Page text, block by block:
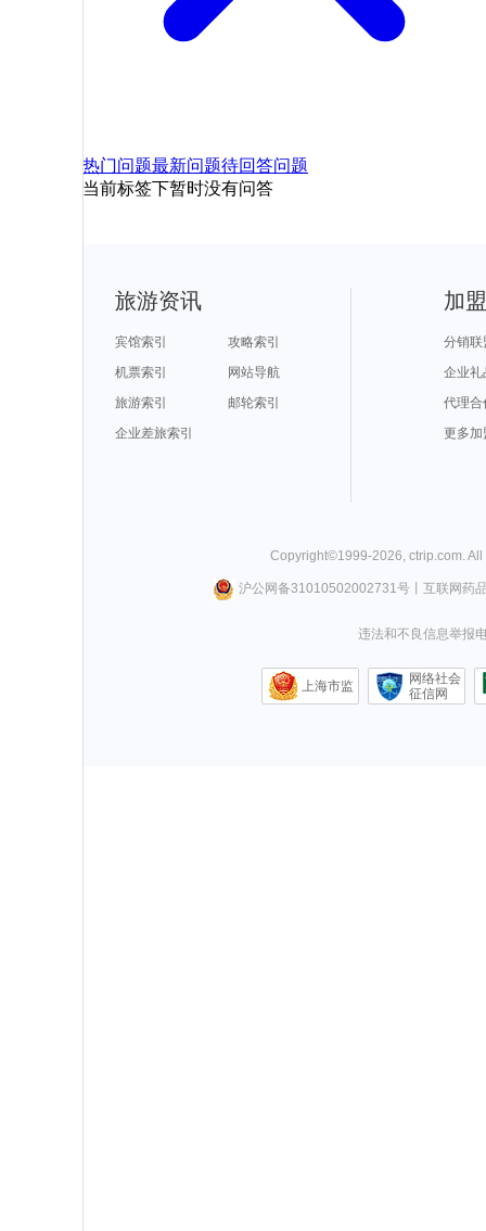
热门问题最新问题待回答问题
当前标签下暂时没有问答
旅游资讯
宾馆索引
攻略索引
机票索引
网站导航
旅游索引
邮轮索引
企业差旅索引
加
分销联
企业礼
代理合
更多加
Copyright©1999-2026, ctrip.com.
沪公网备31010502002731号丨 互联网药
违法和不良信息举报
上海市监
网络社会
征信网